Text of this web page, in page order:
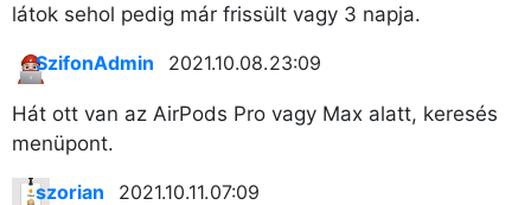
látok sehol pedig már frissült vagy 3 napja.
SzifonAdmin 2021.10.08. 23:09
Hát ott van az AirPods Pro vagy Max alatt, keresés
menüpont.
szorian 2021.10.11. 07:09